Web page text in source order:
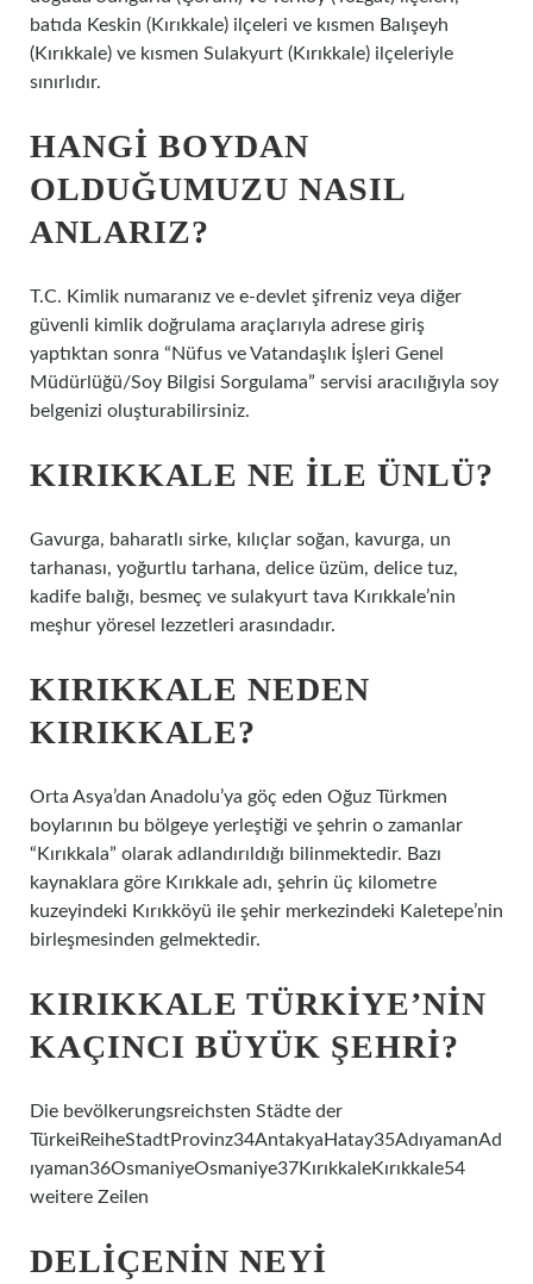
batıda Keskin (Kırıkkale) ilçeleri ve kısmen Balışeyh
(Kırıkkale) ve kısmen Sulakyurt (Kırıkkale) ilçeleriyle
sınırlıdır.
HANGI BOYDAN
OLDUĞUMUZU NASIL
ANLARIZ?
T.C. Kimlik numaranız ve e-devlet şifreniz veya diğer
güvenli kimlik doğrulama araçlarıyla adrese giriş
yaptıktan sonra “Nüfus ve Vatandaşlık İşleri Genel
Müdürlüğü/Soy Bilgisi Sorgulama” servisi aracılığıyla soy
belgenizi oluşturabilirsiniz.
KIRIKKALE NE ILE ÜNLÜ?
Gavurga, baharatlı sirke, kılıçlar soğan, kavurga, un
tarhanası, yoğurtlu tarhana, delice üzüm, delice tuz,
kadife balığı, besmeç ve sulakyurt tava Kırıkkale’nin
meşhur yöresel lezzetleri arasındadır.
KIRIKKALE NEDEN
KIRIKKALE?
Orta Asya’dan Anadolu’ya göç eden Oğuz Türkmen
boylarının bu bölgeye yerleştiği ve şehrin o zamanlar
“Kırıkkala” olarak adlandırıldığı bilinmektedir. Bazı
kaynaklara göre Kırıkkale adı, şehrin üç kilometre
kuzeyindeki Kırıkköyü ile şehir merkezindeki Kaletepe’nin
birleşmesinden gelmektedir.
KIRIKKALE TÜRKIYE’NIN
KAÇINCI BÜYÜK ŞEHRI?
Die bevölkerungsreichsten Städte der
TürkeiReiheStadtProvinz34AntakyaHatay35AdıyamanAd
ıyaman36OsmaniyeOsmaniye37KırıkkaleKırıkkale54
weitere Zeilen
DELIÇENIN NEYI